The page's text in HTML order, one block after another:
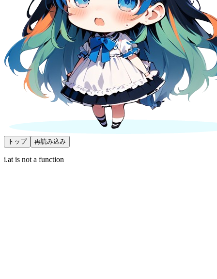
トップ 再読み込み
i.at is not a function